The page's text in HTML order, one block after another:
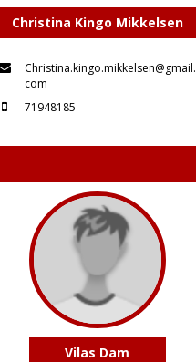
Christina Kingo Mikkelsen
Christina.kingo.mikkelsen@gmail.
com
71948185
Vilas Dam